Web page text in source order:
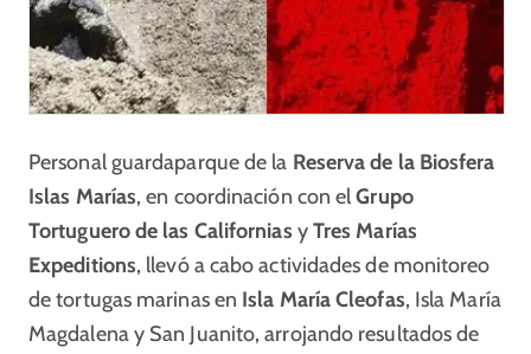
Personal guardaparque de la Reserva de la Biosfera
Islas Marías, en coordinación con elGrupo
Tortuguero de las Californias yTres Marías
Expeditions, llevó a cabo actividades de monitoreo
de tortugas marinas en Isla María Cleofas, Isla María
Magdalena y San Juanito, arrojando resultados de